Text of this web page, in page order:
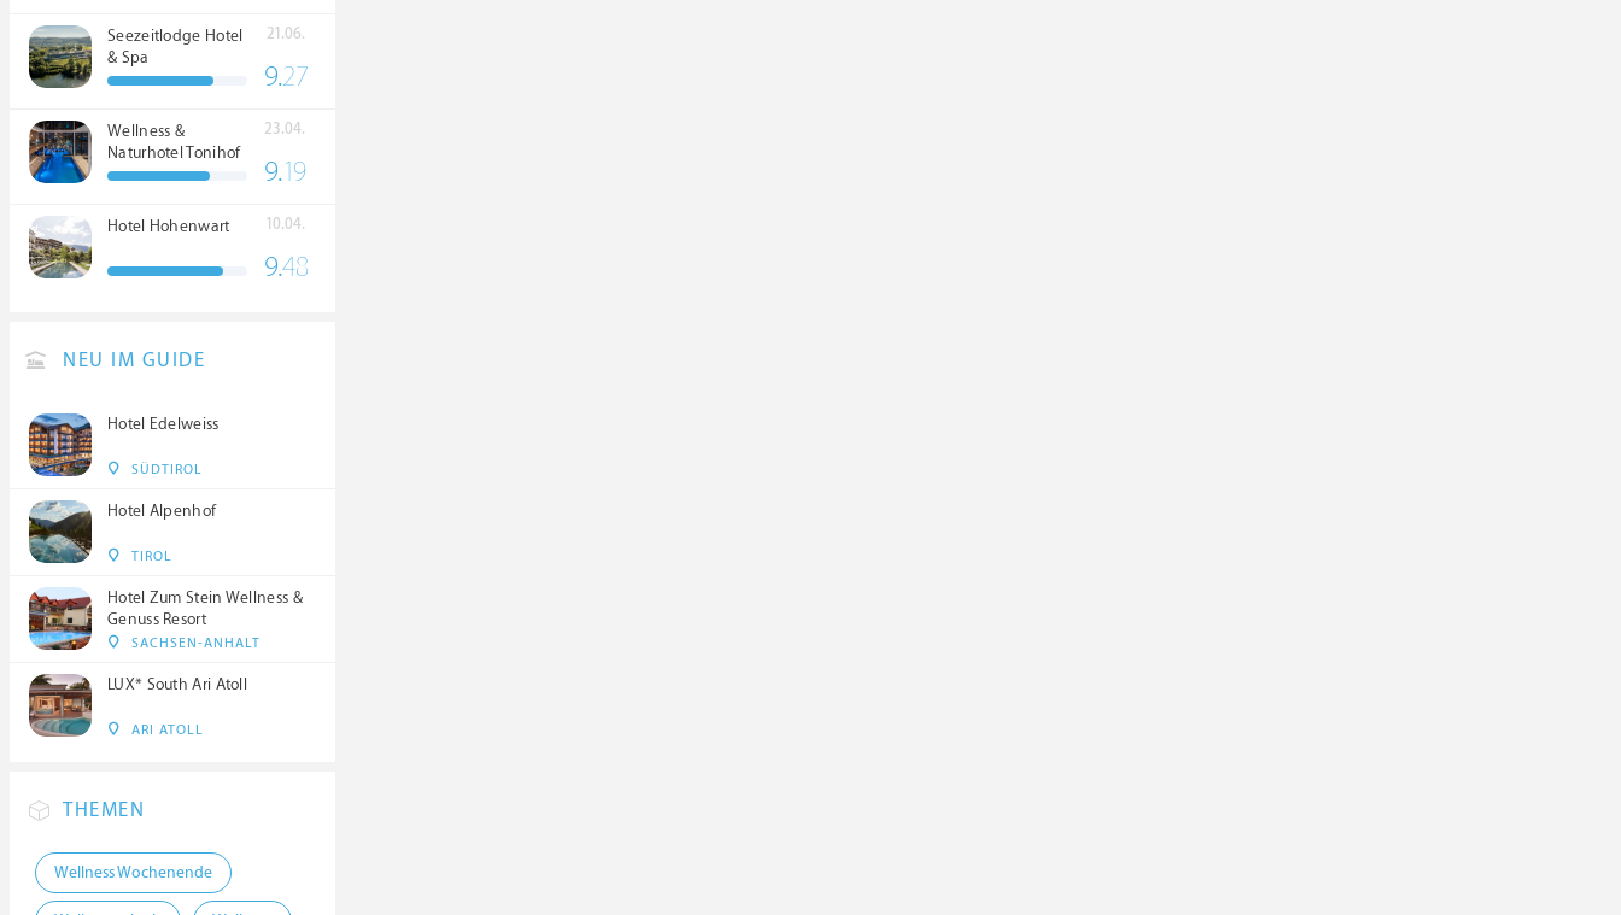
Seezeitlodge Hotel
& Spa
21.06.
9.27
Wellness &
Naturhotel Tonihof
****S
23.04.
9.19
Hotel Hohenwart 10.04.
9.48
NEU IM GUIDE
Hotel Edelweiss
SÜDTIROL
Hotel Alpenhof
TIROL
Hotel Zum Stein Wellness &
Genuss Resort
SACHSEN-ANHALT
LUX* South Ari Atoll
ARI ATOLL
THEMEN
Wellness Wochenende